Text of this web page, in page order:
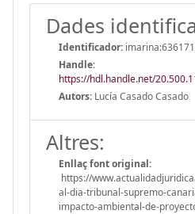
Dades
Identificador:
Handle:
https://hdl.handle.net/
Autors: Lucía Casado Casado
Altres:
Enllaç font original:
https://
al-dia-tribunal-supremo-
impacto-ambiental-de-